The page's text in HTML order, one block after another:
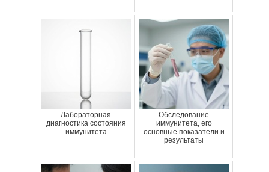
Лабораторная
диагностика состояния
иммунитета
Обследование
иммунитета, его
основные показатели и
результаты